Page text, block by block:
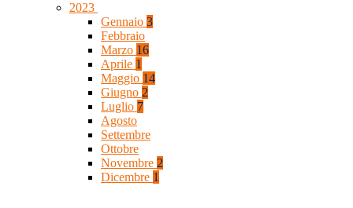
2023
Gennaio 3
Febbraio
Marzo 16
Aprile 1
Maggio 14
Giugno 2
Luglio 7
Agosto
Settembre
Ottobre
Novembre 2
Dicembre 1